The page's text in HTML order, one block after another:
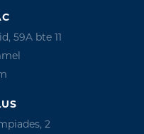
59A bte 11
2